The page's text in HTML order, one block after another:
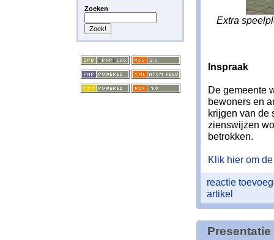
Zoeken
Extra
Inspraak
De gemeente
bewoners en
krijgen van de
zienswijzen
betrokken.
Klik hier om
reactie
artikel